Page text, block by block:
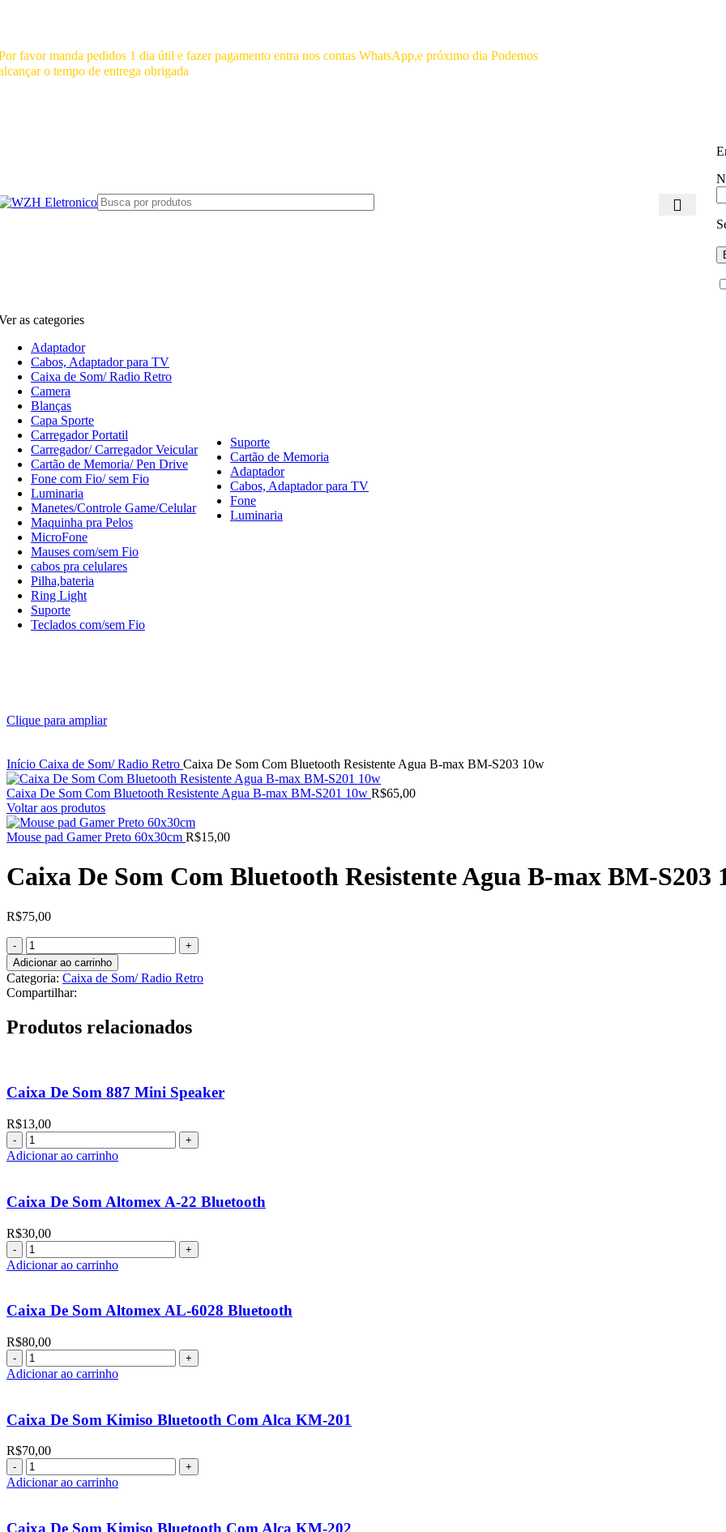
favor manda pedidos 1 dia útil e fazer pagamento entra nos contas WhatsApp,e próximo dia Podemos
o tempo de entrega obrigada
as categories
Adaptador
Cabos, Adaptador para TV
Caixa de Som/ Radio Retro
Camera
Blanças
Capa Sporte
Carregador Portatil
Carregador/ Carregador Veicular
Cartão de Memoria/ Pen Drive
Fone com Fio/ sem Fio
Luminaria
Manetes/Controle Game/Celular
Maquinha pra Pelos
MicroFone
Mauses com/sem Fio
cabos pra celulares
Pilha,bateria
Ring Light
Suporte
Teclados com/sem Fio
Suporte
Cartão de Memoria
Adaptador
Cabos, Adaptador para TV
Fone
Luminaria
Clique para ampliar
Início Caixa de Som/ Radio Retro Caixa De Som Com Bluetooth Resistente Agua B-max BM-S203 10w
Caixa De Som Com Bluetooth Resistente Agua B-max BM-S201 10w R$65,00
Voltar aos produtos
Mouse pad Gamer Preto 60x30cm R$15,00
Caixa De Som Com Bluetooth Resistente Agua B-max BM-S203
R$75,00
Caixa
De
Som
Com
Bluetooth
Agua
S203
10w
quantidade
Adicionar ao carrinho
Categoria: Caixa de Som/ Radio Retro
Compartilhar:
Produtos relacionados
Caixa De Som 887 Mini Speaker
R$13,00
Caixa
De
Mini
Speaker
Adicionar ao carrinho
Caixa De Som Altomex A-22 Bluetooth
R$30,00
Caixa
De
A-
22
Bluetooth
quantidade
Adicionar ao carrinho
Caixa De Som Altomex AL-6028 Bluetooth
R$80,00
Caixa
De
AL-
6028
Bluetooth
quantidade
Adicionar ao carrinho
Caixa De Som Kimiso Bluetooth Com Alca KM-201
R$70,00
Caixa
De
Bluetooth
Adicionar ao carrinho
Caixa De Som Kimiso Bluetooth Com Alca KM-202